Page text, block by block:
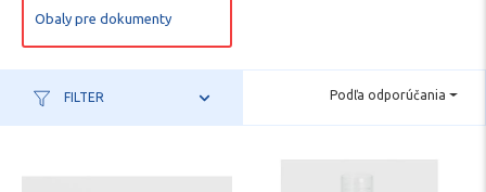
Obaly pre dokumenty
FILTER Podľa odporúčania